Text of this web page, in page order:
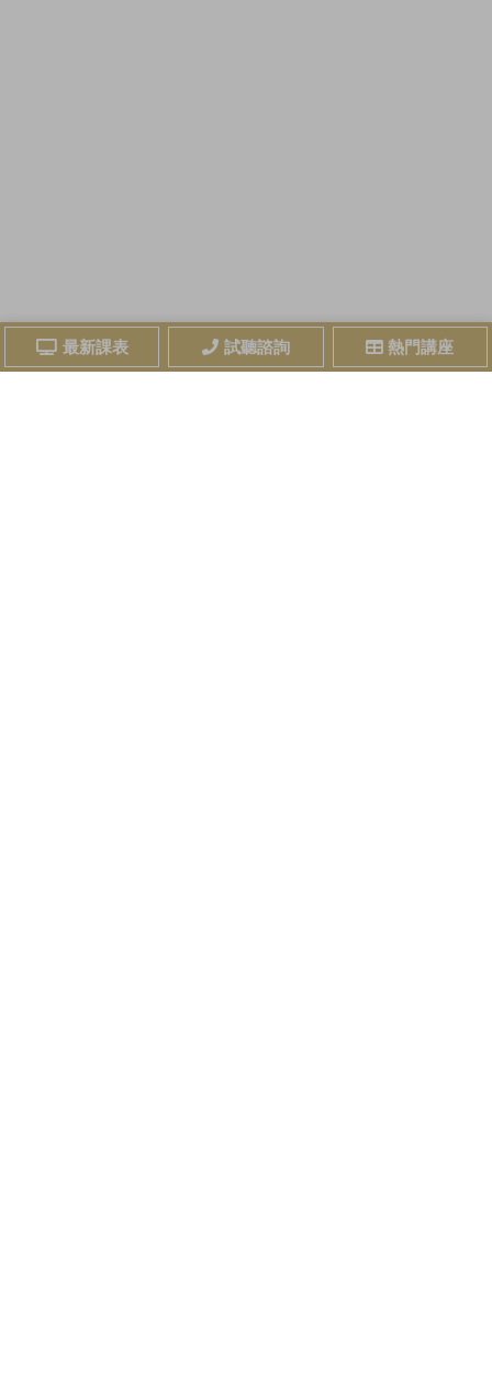
最新課表 試聽諮詢 熱門講座